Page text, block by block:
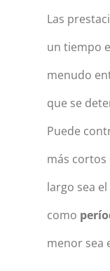
Las
un tiempo
menudo
que se
Puede
más cortos
largo sea
como
menor sea